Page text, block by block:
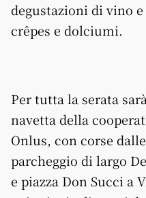
degustazioni di vino
crêpes e dolciumi.
Per tutta la serata
navetta della
Onlus, con corse
parcheggio di largo
e piazza Don Succi a